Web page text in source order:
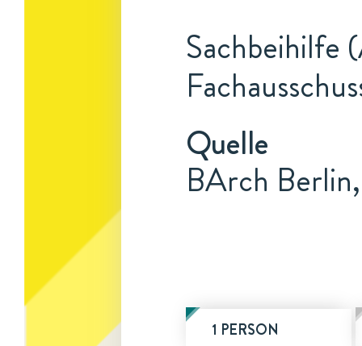
Sachbeihilfe
Quelle
BArch
1 PERSON